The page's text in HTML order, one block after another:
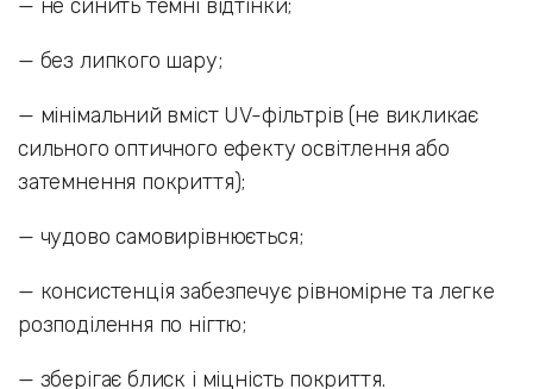
— не синить темні відтінки;
— без липкого шару;
— мінімальний вміст UV-фільтрів (не викликає
сильного оптичного ефекту освітлення або
затемнення покриття);
— чудово самовирівнюється;
— консистенція забезпечує рівномірне та легке
розподілення по нігтю;
— зберігає блиск і міцність покриття.